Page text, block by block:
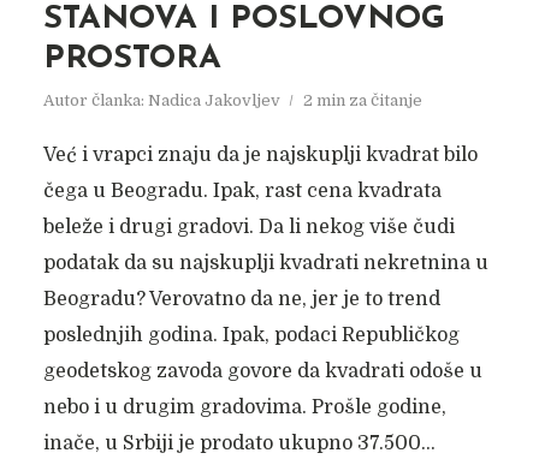
STANOVA I POSLOVNOG
PROSTORA
Autor članka: Nadica Jakovljev 2 min za čitanje
Već i vrapci znaju da je najskuplji kvadrat bilo
čega u Beogradu. Ipak, rast cena kvadrata
beleže i drugi gradovi. Da li nekog više čudi
podatak da su najskuplji kvadrati nekretnina u
Beogradu? Verovatno da ne, jer je to trend
poslednjih godina. Ipak, podaci Republičkog
geodetskog zavoda govore da kvadrati odoše u
nebo i u drugim gradovima. Prošle godine,
inače, u Srbiji je prodato ukupno 37.500...